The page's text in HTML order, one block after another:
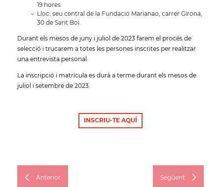
19 hores.
Lloc: seu central de la Fundació Marianao, carrer Girona,
30 de Sant Boi.
Durant els mesos de juny i juliol de 2023 farem el procés de
selecció i trucarem a totes les persones inscrites per realitzar
una entrevista personal.
La inscripció i matrícula es durà a terme durant els mesos de
juliol i setembre de 2023.
INSCRIU-TE AQUÍ
Anterior Següent